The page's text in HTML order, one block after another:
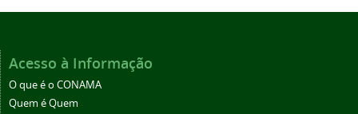
Acesso à Informação
O que é o CONAMA
Quem é Quem